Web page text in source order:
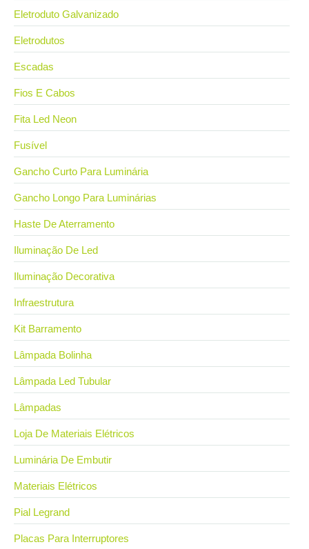
Eletroduto Galvanizado
Eletrodutos
Escadas
Fios E Cabos
Fita Led Neon
Fusível
Gancho Curto Para Luminária
Gancho Longo Para Luminárias
Haste De Aterramento
Iluminação De Led
Iluminação Decorativa
Infraestrutura
Kit Barramento
Lâmpada Bolinha
Lâmpada Led Tubular
Lâmpadas
Loja De Materiais Elétricos
Luminária De Embutir
Materiais Elétricos
Pial Legrand
Placas Para Interruptores